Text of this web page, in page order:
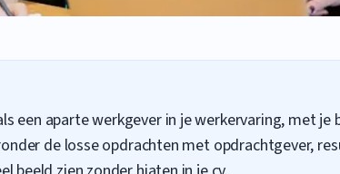
een aparte werkgever in je werkervaring, met je
de losse opdrachten met opdrachtgever,